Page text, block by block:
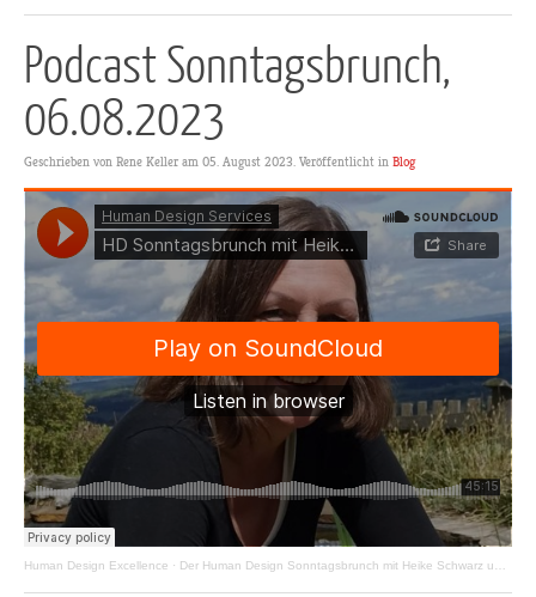
Podcast Sonntagsbrunch,
06.08.2023
Geschrieben von Rene Keller am 05. August 2023. Veröffentlicht in Blog
Human Design Excellence · Der Human Design Sonntagsbrunch mit Heike Schwarz und Gästen, Episode 06.08.2023